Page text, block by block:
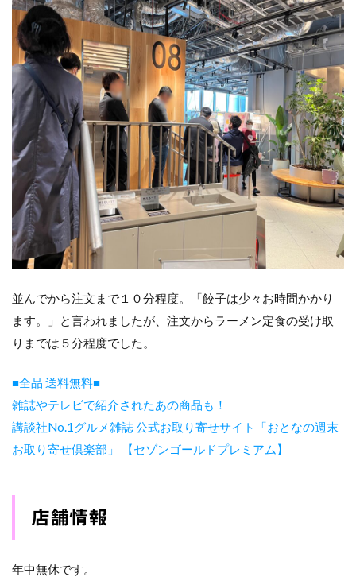
並んでから注文まで１０分程度。「餃子は少々お時間かかり
ます。」と言われましたが、注文からラーメン定食の受け取
りまでは５分程度でした。
■全品 送料無料■
雑誌やテレビで紹介されたあの商品も！
講談社No.1グルメ雑誌 公式お取り寄せサイト「おとなの週末
お取り寄せ倶楽部」
【セゾンゴールドプレミアム】
店舗情報
年中無休です。